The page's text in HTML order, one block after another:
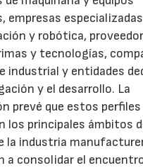
empresas
y robótica,
y tecnologías,
industrial y entidades
y el desarrollo. La
prevé que estos perfiles
los principales ámbitos
la industria
a consolidar el